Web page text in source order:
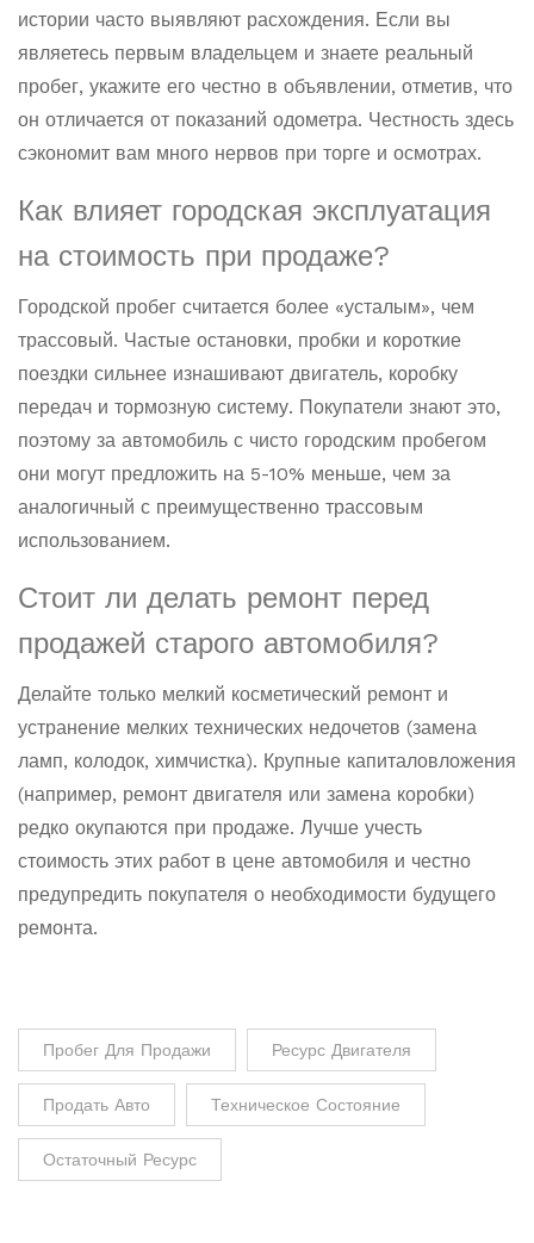
истории часто выявляют расхождения. Если вы
являетесь первым владельцем и знаете реальный
пробег, укажите его честно в объявлении, отметив, что
он отличается от показаний одометра. Честность здесь
сэкономит вам много нервов при торге и осмотрах.
Как влияет городская эксплуатация
на стоимость при продаже?
Городской пробег считается более «усталым», чем
трассовый. Частые остановки, пробки и короткие
поездки сильнее изнашивают двигатель, коробку
передач и тормозную систему. Покупатели знают это,
поэтому за автомобиль с чисто городским пробегом
они могут предложить на 5-10% меньше, чем за
аналогичный с преимущественно трассовым
использованием.
Стоит ли делать ремонт перед
продажей старого автомобиля?
Делайте только мелкий косметический ремонт и
устранение мелких технических недочетов (замена
ламп, колодок, химчистка). Крупные капиталовложения
(например, ремонт двигателя или замена коробки)
редко окупаются при продаже. Лучше учесть
стоимость этих работ в цене автомобиля и честно
предупредить покупателя о необходимости будущего
ремонта.
Пробег Для Продажи Ресурс Двигателя
Продать Авто Техническое Состояние
Остаточный Ресурс